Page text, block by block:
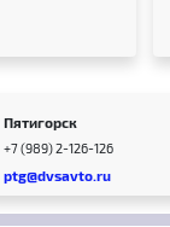
Пятигорск
+7 (989) 2-126-126
ptg@dvsavto.ru